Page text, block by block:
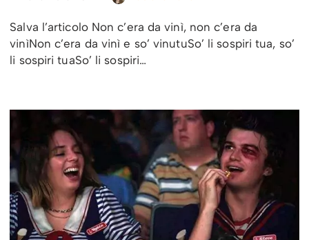
Salva l’articolo Non c’era da vinì, non c’era da
vinìNon c’era da vinì e so’ vinutuSo’ li sospiri tua, so’
li sospiri tuaSo’ li sospiri…